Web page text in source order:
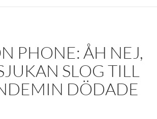
PHONE: ÅH NEJ,
SLOG TILL
DÖDADE